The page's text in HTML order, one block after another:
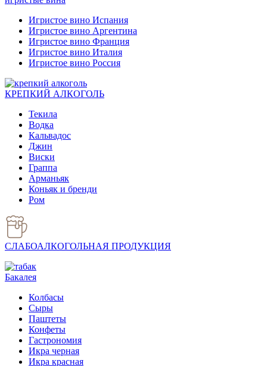
Игристое вино Испания
Игристое вино Аргентина
Игристое вино Франция
Игристое вино Италия
Игристое вино Россия
КРЕПКИЙ АЛКОГОЛЬ
Текила
Водка
Кальвадос
Джин
Виски
Граппа
Арманьяк
Коньяк и бренди
Ром
СЛАБОАЛКОГОЛЬНАЯ ПРОДУКЦИЯ
Бакалея
Колбасы
Сыры
Паштеты
Конфеты
Гастрономия
Икра черная
Икра красная